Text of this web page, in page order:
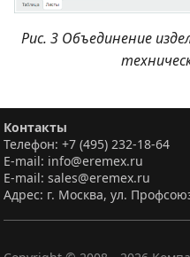
Рис. 3 Объединение
Контакты
Телефон: +7 (495) 232-18-64
E-mail: info@eremex.ru
E-mail: sales@eremex.ru
Адрес: г. Москва, ул.